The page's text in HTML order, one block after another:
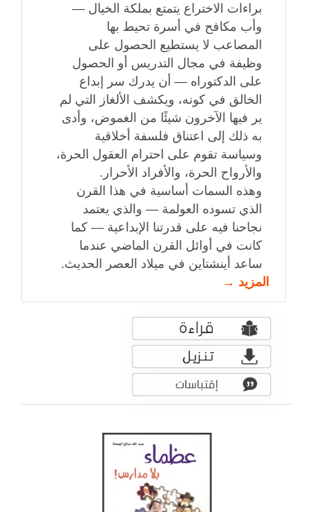
براءات الاختراع يتمتع بملكة الخيال —
وأب مكافح في أسرة تحيط بها
المصاعب لا يستطيع الحصول على
وظيفة في مجال التدريس أو الحصول
على الدكتوراه — أن يدرك سر إبداع
الخالق في كونه، ويكشف الألغاز التي لم
ير فيها الآخرون شيئًا من الغموض، وأدى
به ذلك إلى اعتناق فلسفة أخلاقية
وسياسة تقوم على احترام العقول الحرة،
والأرواح الحرة، والأفراد الأحرار.
وهذه السمات أساسية في هذا القرن
الذي تسوده العولمة — والذي يعتمد
نجاحنا فيه على قدرتنا الإبداعية — كما
كانت في أوائل القرن الماضي عندما
ساعد أينشتاين في ميلاد العصر الحديث.
المزيد →